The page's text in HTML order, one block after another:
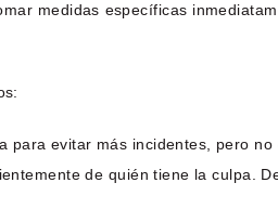
medidas específicas
para evitar más incidentes, pero
de quién tiene la culpa.